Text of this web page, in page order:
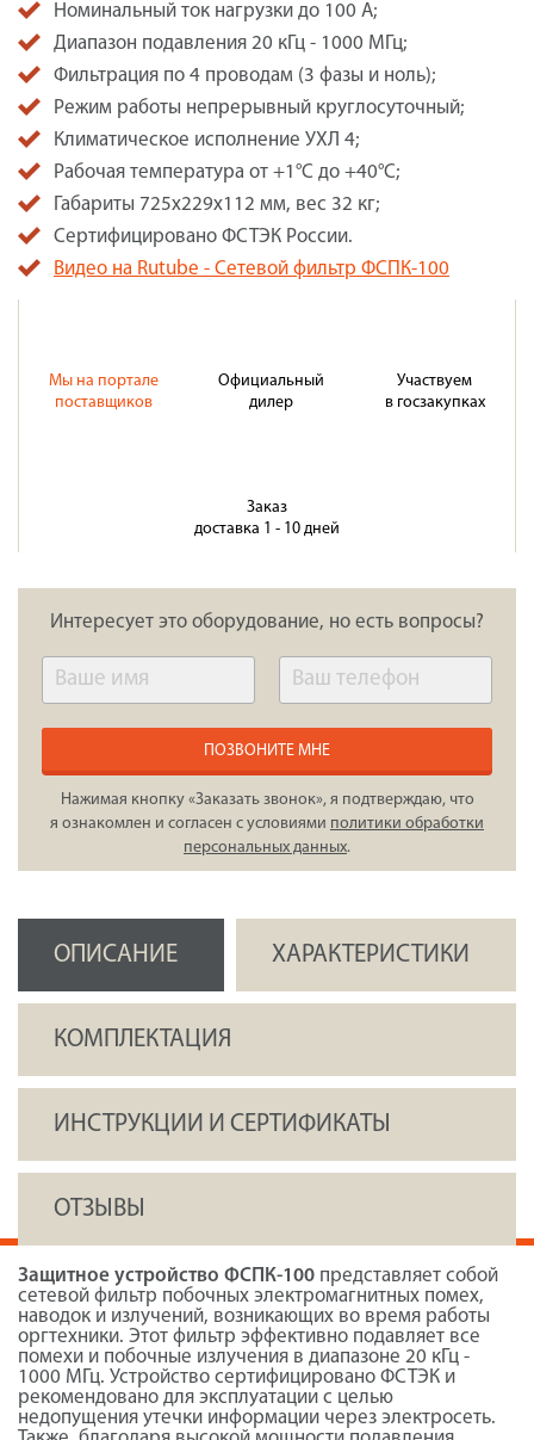
Номинальный ток нагрузки до 100 А;
Диапазон подавления 20 кГц - 1000 МГц;
Фильтрация по 4 проводам (3 фазы и ноль);
Режим работы непрерывный круглосуточный;
Климатическое исполнение УХЛ 4;
Рабочая температура от +1°C до +40°C;
Габариты 725х229х112 мм, вес 32 кг;
Сертифицировано ФСТЭК России.
Видео на Rutube - Сетевой фильтр ФСПК-100
Мы на портале
поставщиков
Официальный
дилер
Участвуем
в госзакупках
Заказ
доставка 1 - 10 дней
Интересует это оборудование, но есть вопросы?
ПОЗВОНИТЕ МНЕ
Нажимая кнопку «Заказать звонок», я подтверждаю, что
я ознакомлен и согласен с условиями политики обработки
персональных данных.
ОПИСАНИЕ ХАРАКТЕРИСТИКИ
КОМПЛЕКТАЦИЯ
ИНСТРУКЦИИ И СЕРТИФИКАТЫ
ОТЗЫВЫ
Защитное устройство ФСПК-100 представляет собой
сетевой фильтр побочных электромагнитных помех,
наводок и излучений, возникающих во время работы
оргтехники. Этот фильтр эффективно подавляет все
помехи и побочные излучения в диапазоне 20 кГц -
1000 МГц. Устройство сертифицировано ФСТЭК и
рекомендовано для эксплуатации с целью
недопущения утечки информации через электросеть.